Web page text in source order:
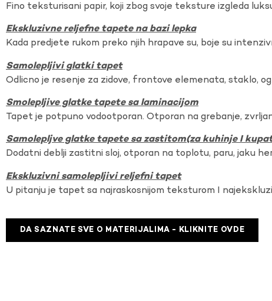
Fino teksturisani papir, koji zbog svoje teksture izgleda
Ekskluzivne reljefne tapete na bazi lepka
Kada predjete rukom preko njih hrapave su, boje su
Samolepljivi glatki tapet
Odlicno je resenje za zidove, frontove elemenata, staklo,
Smolepljive glatke tapete sa laminacijom
Tapet je potpuno vodootporan. Otporan na grebanje,
Samolepljve glatke tapete sa zastitom(za kuhinje I
Dodatni deblji zastitni sloj, otporan na toplotu, paru, jaku
Ekskluzivni samolepljivi reljefni tapet
U pitanju je tapet sa najraskosnijom teksturom I
DA SAZNATE SVE O MATERIJALIMA - KLIKNITE OVDE